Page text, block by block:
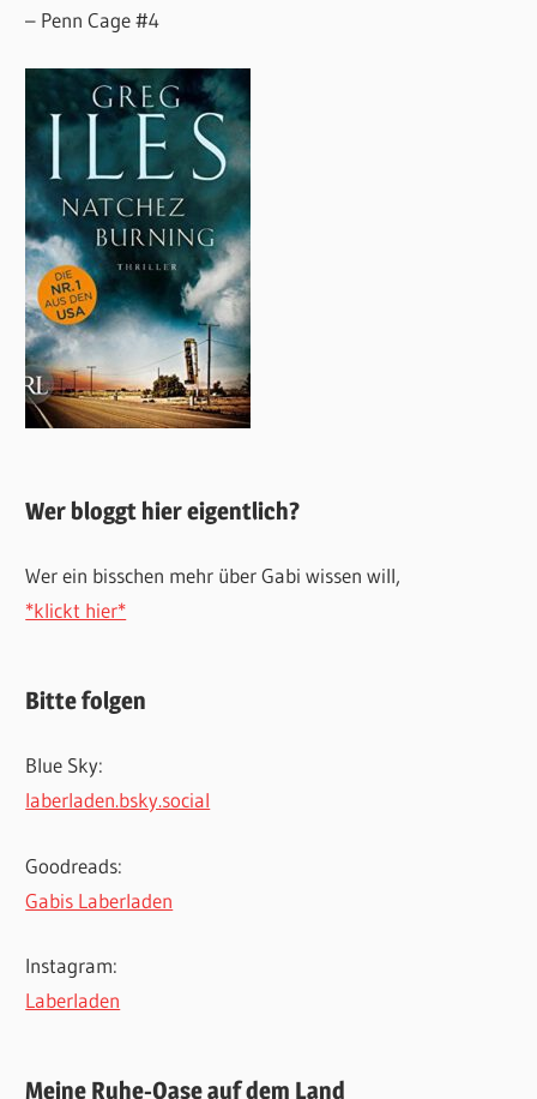
– Penn Cage #4
Wer bloggt hier eigentlich?
Wer ein bisschen mehr über Gabi wissen will,
*klickt hier*
Bitte folgen
Blue Sky:
laberladen.bsky.social
Goodreads:
Gabis Laberladen
Instagram:
Laberladen
Meine Ruhe-Oase auf dem Land